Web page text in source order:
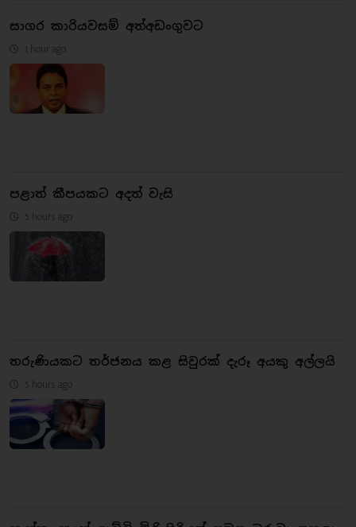
සාගර කාරියවසම් අත්අඩංගුවට
1 hour ago
පළාත් කීපයකට අදත් වැසි
5 hours ago
තරුණියකට තර්ජනය කළ සිවුරක් දැරූ අයකු අල්ලයි
5 hours ago